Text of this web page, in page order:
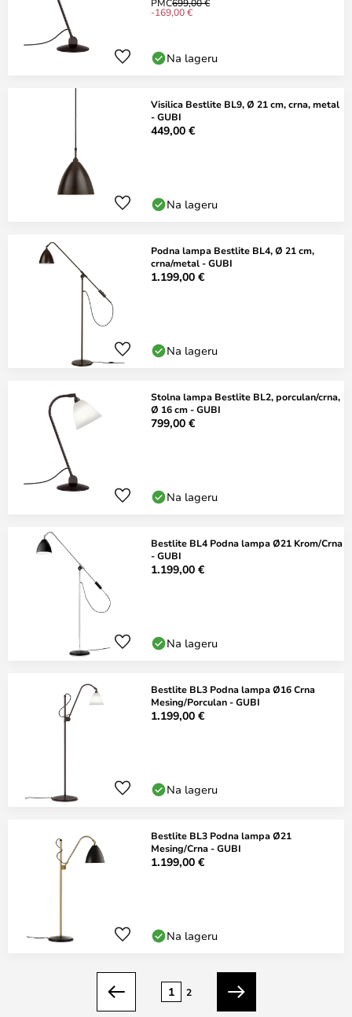
-169,00 €
Na lageru
Visilica Bestlite BL9, Ø 21 cm, crna, metal
- GUBI
449,00 €
Na lageru
Podna lampa Bestlite BL4, Ø 21 cm,
crna/metal - GUBI
1.199,00 €
Na lageru
Stolna lampa Bestlite BL2, porculan/crna,
Ø 16 cm - GUBI
799,00 €
Na lageru
Bestlite BL4 Podna lampa Ø21 Krom/Crna
- GUBI
1.199,00 €
Na lageru
Bestlite BL3 Podna lampa Ø16 Crna
Mesing/Porculan - GUBI
1.199,00 €
Na lageru
Bestlite BL3 Podna lampa Ø21
Mesing/Crna - GUBI
1.199,00 €
Na lageru
Prethodno
1 2
Sljedeći